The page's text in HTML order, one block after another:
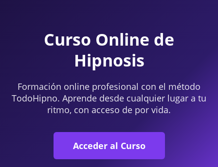
Curso Online de
Hipnosis
Formación online profesional con el método
TodoHipno. Aprende desde cualquier lugar a tu
ritmo, con acceso de por vida.
Acceder al Curso